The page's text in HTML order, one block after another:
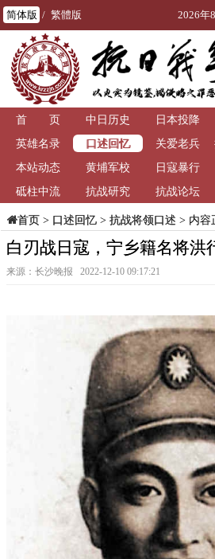
简体版 / 繁體版 2026年
首 页 中日历史 日本投降
英雄名录
口述回忆 关爱老兵
本站动态
黄埔军校 日寇暴行
砥柱中流
抗战研究 抗战论坛
首页> 口述回忆> 抗战将领口述 > 内容
白刃战日寇，宁乡籍名将洪
来源：长沙晚报 2022-12-10 09:17:21